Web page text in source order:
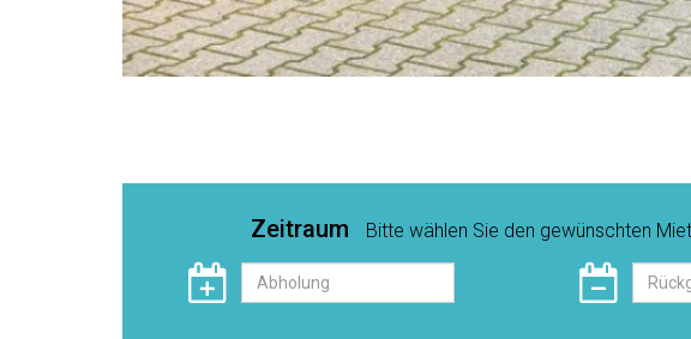
Zeitraum Bitte wählen Sie den gewünschten